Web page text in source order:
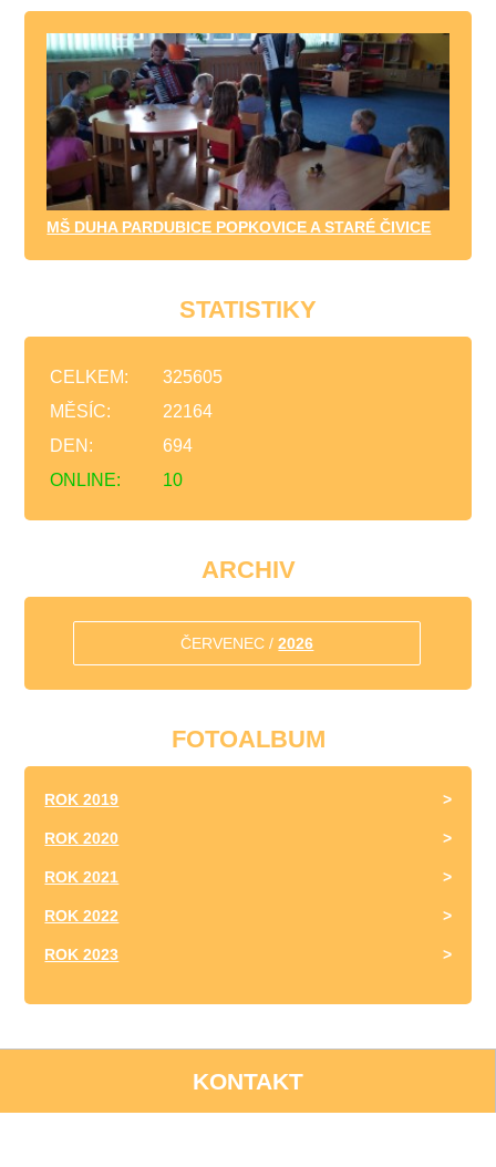
MŠ DUHA PARDUBICE POPKOVICE A STARÉ ČIVICE
STATISTIKY
ONLINE: 10
CELKEM:
325605
MĚSÍC:
22164
DEN:
694
ARCHIV
ČERVENEC /2026
FOTOALBUM
ROK 2019
ROK 2020
ROK 2021
ROK 2022
ROK 2023
KONTAKT